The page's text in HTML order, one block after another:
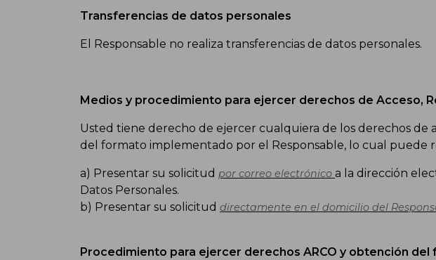
Transferencias de datos personales
El Responsable no realiza transferencias de datos personales.
Medios y procedimiento para ejercer derechos de Acceso,
Usted tiene derecho de ejercer cualquiera de los derechos de
del formato implementado por el Responsable, lo cual puede
a) Presentar su solicitud por correo electrónico a la dirección
Datos Personales.
b) Presentar su solicitud directamente en el domicilio del
Procedimiento para ejercer derechos ARCO y obtención